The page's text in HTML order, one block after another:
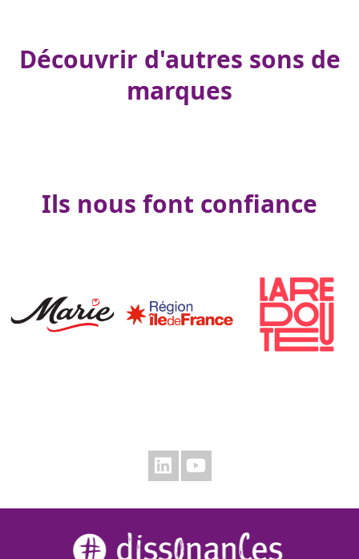
Découvrir d'autres sons de
marques
Ils nous font confiance